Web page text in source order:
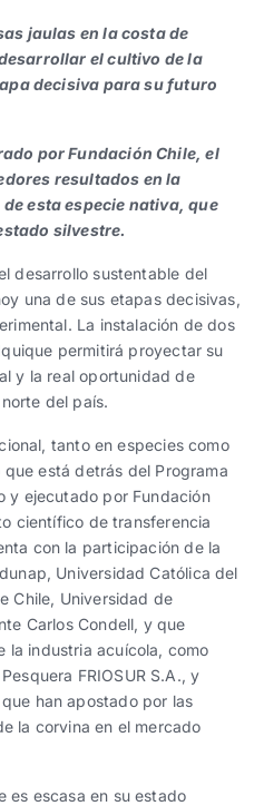
English
English
jaulas en la costa de
el cultivo de la
decisiva para su futuro
por Fundación Chile, el
resultados en la
esta especie nativa, que
silvestre.
desarrollo sustentable del
una de sus etapas decisivas,
La instalación de dos
permitirá proyectar su
y la real oportunidad de
del país.
tanto en especies como
está detrás del Programa
y ejecutado por Fundación
científico de transferencia
con la participación de la
Universidad Católica del
Chile, Universidad de
Carlos Condell, y que
la industria acuícola, como
FRIOSUR S.A., y
han apostado por las
la corvina en el mercado
es escasa en su estado